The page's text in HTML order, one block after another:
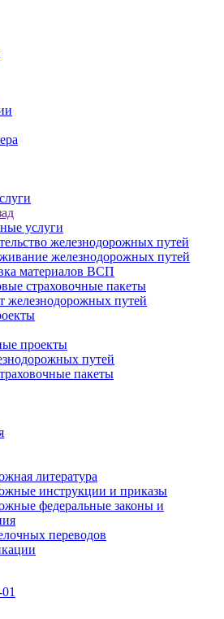
услуги
железнодорожных путей
железнодорожных путей
материалов ВСП
страховочные пакеты
железнодорожных путей
проекты
путей
пакеты
литература
инструкции и приказы
федеральные законы и
переводов